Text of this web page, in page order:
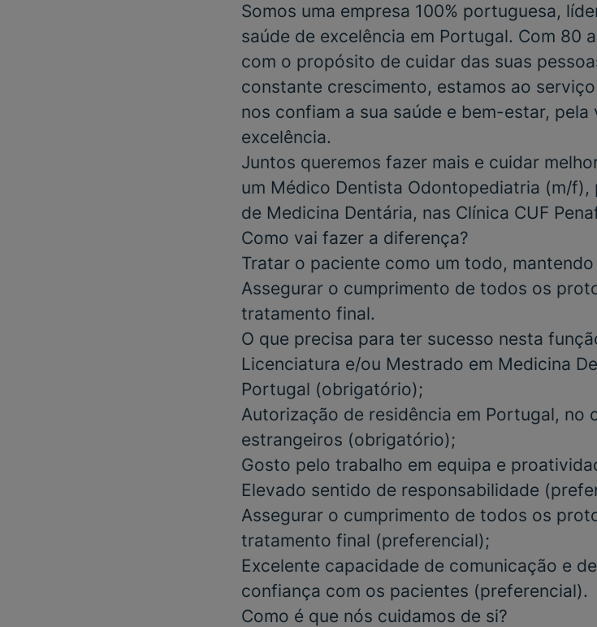
Somos uma empresa 100% portuguesa,
saúde de excelência em Portugal. Com 80
com o propósito de cuidar das suas
constante crescimento, estamos ao
nos confiam a sua saúde e bem-estar, pela
excelência.
Juntos queremos fazer mais e cuidar
um Médico Dentista Odontopediatria (m/f),
de Medicina Dentária, nas Clínica CUF
Como vai fazer a diferença?
Tratar o paciente como um todo,
Assegurar o cumprimento de todos os
tratamento final.
O que precisa para ter sucesso nesta
Licenciatura e/ou Mestrado em Medicina
Portugal (obrigatório);
Autorização de residência em Portugal, no
estrangeiros (obrigatório);
Gosto pelo trabalho em equipa e
Elevado sentido de responsabilidade
Assegurar o cumprimento de todos os
tratamento final (preferencial);
Excelente capacidade de comunicação e
confiança com os pacientes (preferencial).
Como é que nós cuidamos de si?